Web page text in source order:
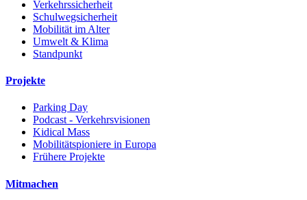
Verkehrssicherheit
Schulwegsicherheit
Mobilität im Alter
Umwelt & Klima
Standpunkt
Projekte
Parking Day
Podcast - Verkehrsvisionen
Kidical Mass
Mobilitätspioniere in Europa
Frühere Projekte
Mitmachen